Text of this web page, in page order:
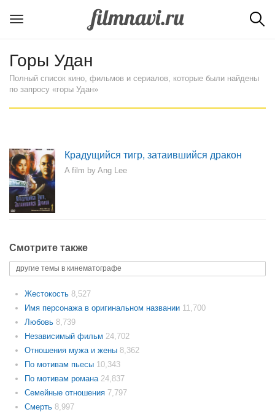
Горы Удан
Полный список кино, фильмов и сериалов, которые были найдены
по запросу «горы Удан»
Крадущийся тигр, затаившийся дракон
A film by Ang Lee
Смотрите также
другие темы в кинематографе
Жестокость 8,527
Имя персонажа в оригинальном названии 11,700
Любовь 8,739
Независимый фильм 24,702
Отношения мужа и жены 8,362
По мотивам пьесы 10,343
По мотивам романа 24,837
Семейные отношения 7,797
Смерть 8,997